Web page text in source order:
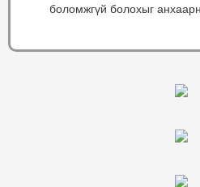
боломжгүй болохыг